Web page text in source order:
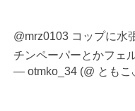
@mrz0103 コップに水
チンペーパーとかフェ
— otmko_34 (@ とも